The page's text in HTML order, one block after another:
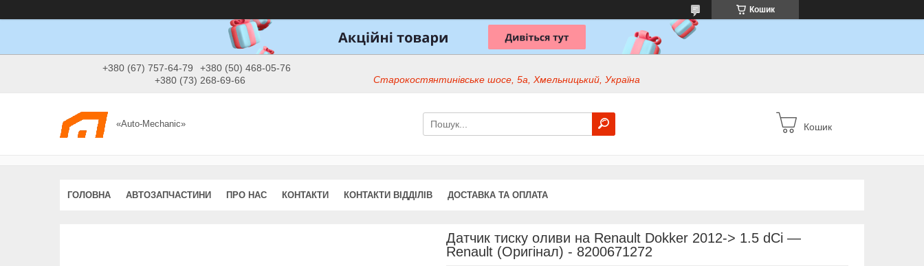
Кошик
+380 (67) 757-64-79
+380 (50) 468-05-76
+380 (73) 268-69-66
Старокостянтинівське шосе, 5а, Хмельницький, Україна
«Auto-Mechanic» Кошик
ГОЛОВНА АВТОЗАПЧАСТИНИ ПРО НАС КОНТАКТИ КОНТАКТИ ВІДДІЛІВ ДОСТАВКА ТА ОПЛАТА
Датчик тиску оливи на Renault Dokker 2012-> 1.5 dCi —
Renault (Оригінал) - 8200671272